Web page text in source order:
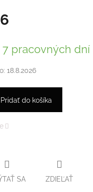
pracovných dní
18.8.2026
Pridať do košíka
SA ZDIEĽAŤ